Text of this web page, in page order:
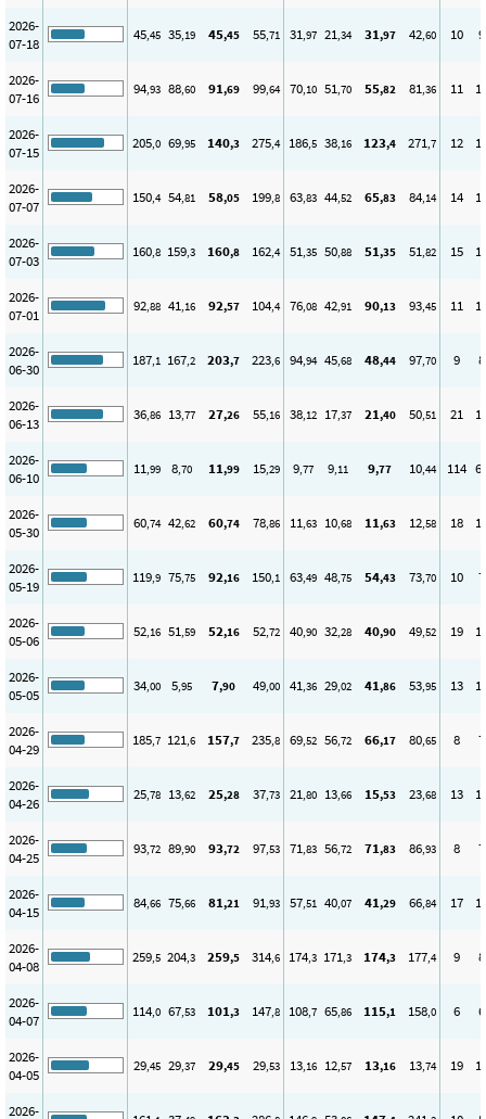
2026-
07-18
45,45 35,19 45,45 55,71 31,97 21,34 31,97 42,60 10 9
2026-
07-16
94,93 88,60 91,69 99,64 70,10 51,70 55,82 81,36 11
2026-
07-15
205,0 69,95 140,3 275,4 186,5 38,16 123,4 271,7 12
2026-
07-07
150,4 54,81 58,05 199,8 63,83 44,52 65,83 84,14 14
2026-
07-03
160,8 159,3 160,8 162,4 51,35 50,88 51,35 51,82 15
2026-
07-01
92,88 41,16 92,57 104,4 76,08 42,91 90,13 93,45 11
2026-
06-30
187,1 167,2 203,7 223,6 94,94 45,68 48,44 97,70 9 8
2026-
06-13
36,86 13,77 27,26 55,16 38,12 17,37 21,40 50,51 21
2026-
06-10
11,99 8,70 11,99 15,29 9,77 9,11 9,77 10,44 114
2026-
05-30
60,74 42,62 60,74 78,86 11,63 10,68 11,63 12,58 18
2026-
05-19
119,9 75,75 92,16 150,1 63,49 48,75 54,43 73,70 10 7
2026-
05-06
52,16 51,59 52,16 52,72 40,90 32,28 40,90 49,52 19
2026-
05-05
34,00 5,95 7,90 49,00 41,36 29,02 41,86 53,95 13
2026-
04-29
185,7 121,6 157,7 235,8 69,52 56,72 66,17 80,65 8 7
2026-
04-26
25,78 13,62 25,28 37,73 21,80 13,66 15,53 23,68 13
2026-
04-25
93,72 89,90 93,72 97,53 71,83 56,72 71,83 86,93 8 7
2026-
04-15
84,66 75,66 81,21 91,93 57,51 40,07 41,29 66,84 17
2026-
04-08
259,5 204,3 259,5 314,6 174,3 171,3 174,3 177,4 9 8
2026-
04-07
114,0 67,53 101,3 147,8 108,7 65,86 115,1 158,0 6 6
2026-
04-05
29,45 29,37 29,45 29,53 13,16 12,57 13,16 13,74 19
2026-